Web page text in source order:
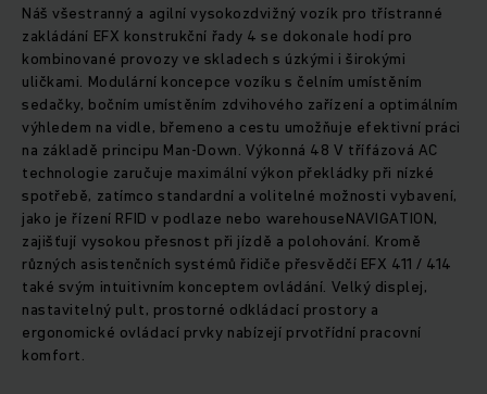
Náš všestranný a agilní vysokozdvižný vozík pro třístranné
zakládání EFX konstrukční řady 4 se dokonale hodí pro
kombinované provozy ve skladech s úzkými i širokými
uličkami. Modulární koncepce vozíku s čelním umístěním
sedačky, bočním umístěním zdvihového zařízení a optimálním
výhledem na vidle, břemeno a cestu umožňuje efektivní práci
na základě principu Man-Down. Výkonná 48 V třífázová AC
technologie zaručuje maximální výkon překládky při nízké
spotřebě, zatímco standardní a volitelné možnosti vybavení,
jako je řízení RFID v podlaze nebo warehouseNAVIGATION,
zajišťují vysokou přesnost při jízdě a polohování. Kromě
různých asistenčních systémů řidiče přesvědčí EFX 411 / 414
také svým intuitivním konceptem ovládání. Velký displej,
nastavitelný pult, prostorné odkládací prostory a
ergonomické ovládací prvky nabízejí prvotřídní pracovní
komfort.